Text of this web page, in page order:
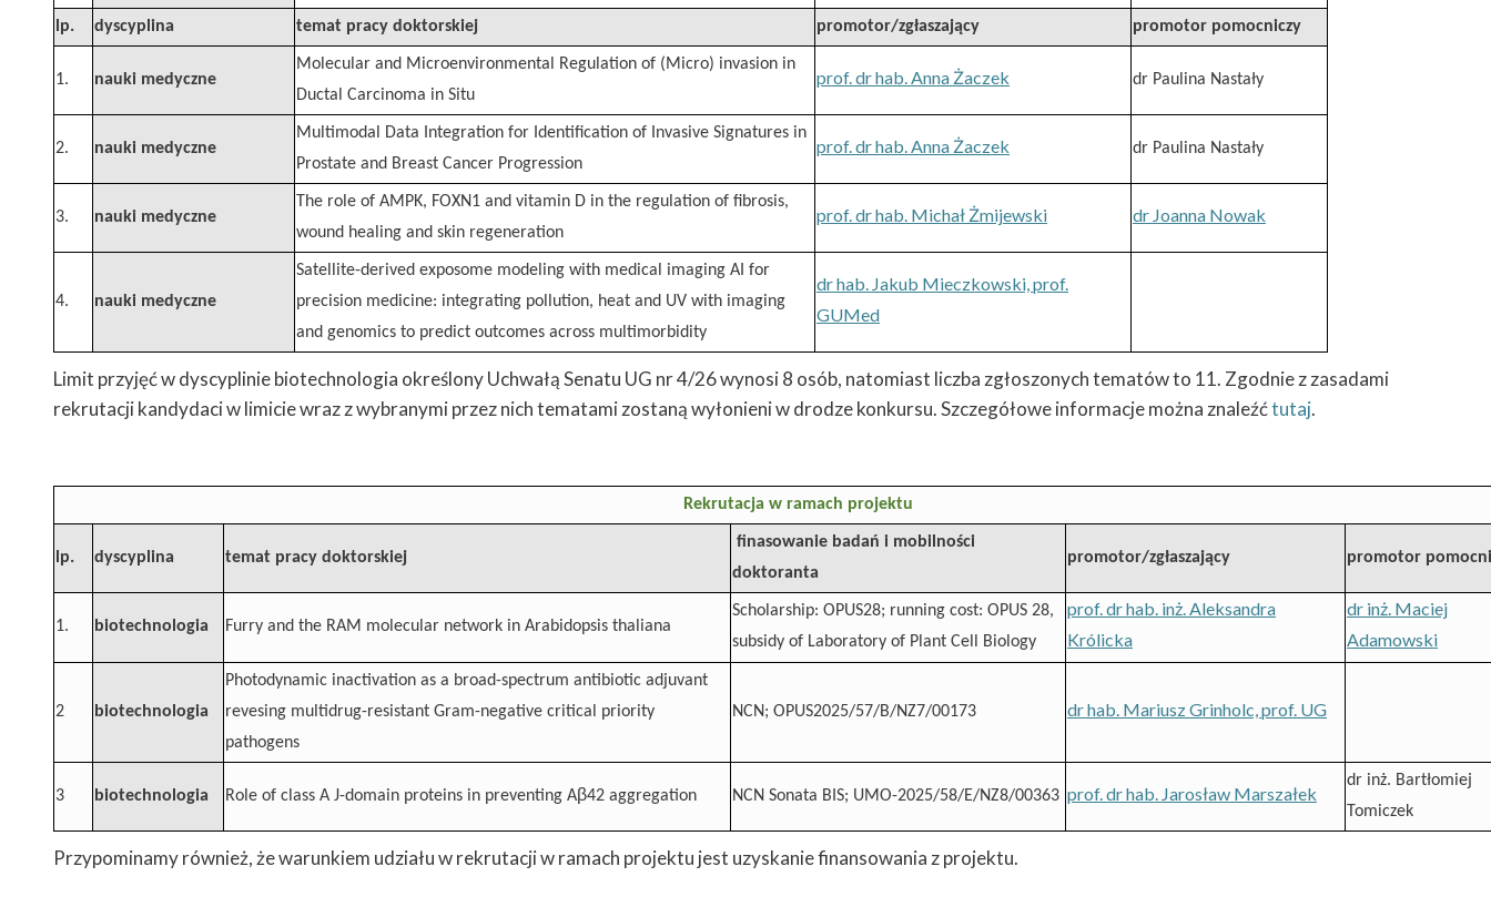
lp. dyscyplina temat pracy doktorskiej promotor/zgłaszający promotor pomocniczy
1. nauki medyczne
Molecular and Microenvironmental Regulation of (Micro) invasion in
Ductal Carcinoma in Situ
prof. dr hab. Anna Żaczek dr Paulina Nastały
2. nauki medyczne
Multimodal Data Integration for Identification of Invasive Signatures in
Prostate and Breast Cancer Progression
prof. dr hab. Anna Żaczek dr Paulina Nastały
3. nauki medyczne
The role of AMPK, FOXN1 and vitamin D in the regulation of fibrosis,
wound healing and skin regeneration
prof. dr hab. Michał Żmijewski dr Joanna Nowak
4. nauki medyczne
Satellite-derived exposome modeling with medical imaging AI for
precision medicine: integrating pollution, heat and UV with imaging
and genomics to predict outcomes across multimorbidity
dr hab. Jakub Mieczkowski, prof.
GUMed
Limit przyjęć w dyscyplinie biotechnologia określony Uchwałą Senatu UG nr 4/26 wynosi 8 osób, natomiast liczba zgłoszonych tematów to 11. Zgodnie z zasadami
rekrutacji kandydaci w limicie wraz z wybranymi przez nich tematami zostaną wyłonieni w drodze konkursu. Szczegółowe informacje można znaleźćtutaj.
Rekrutacja w ramach projektu
lp. dyscyplina temat pracy doktorskiej
finasowanie badań i mobilności
doktoranta
promotor/zgłaszający promotor
1. biotechnologia Furry and the RAM molecular network in Arabidopsis thaliana
Scholarship: OPUS28; running cost: OPUS 28,
subsidy of Laboratory of Plant Cell Biology
prof. dr hab. inż. Aleksandra
Królicka
dr inż. Maciej
Adamowski
2 biotechnologia
Photodynamic inactivation as a broad-spectrum antibiotic adjuvant
revesing multidrug-resistant Gram-negative critical priority
pathogens
NCN; OPUS2025/57/B/NZ7/00173 dr hab. Mariusz Grinholc, prof. UG
3 biotechnologia Role of class A J-domain proteins in preventing Aβ42 aggregation NCN Sonata BIS; UMO-2025/58/E/NZ8/00363 prof. dr hab. Jarosław Marszałek
dr inż. Bartłomiej
Tomiczek
Przypominamy również, że warunkiem udziału w rekrutacji w ramach projektu jest uzyskanie finansowania z projektu.